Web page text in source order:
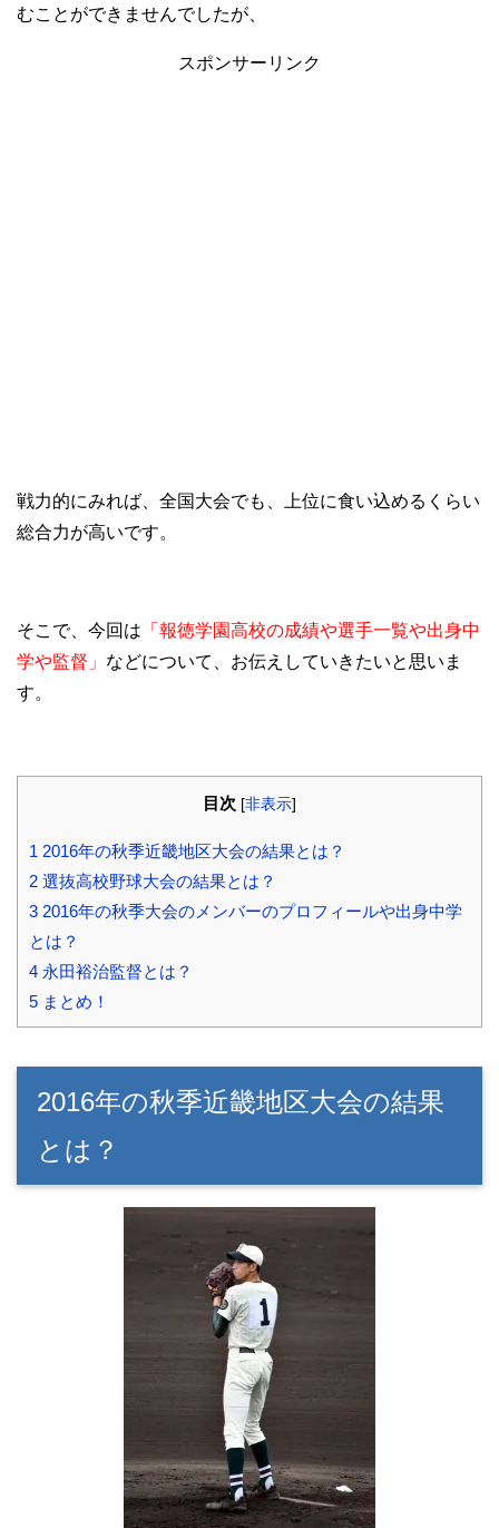
むことができませんでしたが、
スポンサーリンク
戦力的にみれば、全国大会でも、上位に食い込めるくらい
総合力が高いです。
そこで、今回は 「報徳学園高校の成績や選手一覧や出身中
学や監督」 などについて、お伝えしていきたいと思いま
す。
目次 [非表示]
1 2016年の秋季近畿地区大会の結果とは？
2 選抜高校野球大会の結果とは？
3 2016年の秋季大会のメンバーのプロフィールや出身中学
とは？
4 永田裕治監督とは？
5 まとめ！
2016年の秋季近畿地区大会の結果
とは？